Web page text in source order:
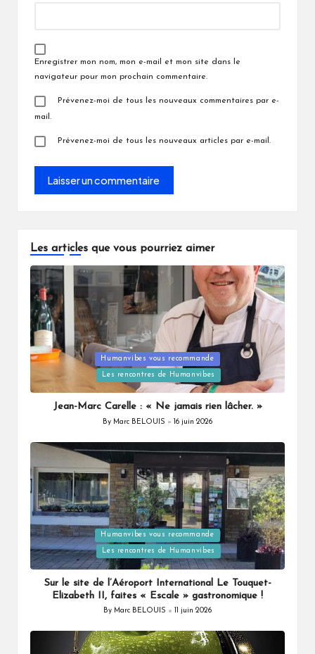
Enregistrer mon nom, mon e-mail et mon site dans le
navigateur pour mon prochain commentaire.
Prévenez-moi de tous les nouveaux commentaires par e-
mail.
Prévenez-moi de tous les nouveaux articles par e-mail.
Les articles que vous pourriez aimer
Posted
Humanvibes vous recommande
Les rencontres de Humanvibes
Jean-Marc Carelle : « Ne jamais rien lâcher. »
Posted
By Marc BELOUIS 16 juin 2026
Posted
in
Humanvibes vous recommande
Les rencontres de Humanvibes
Sur le site de l’Aéroport International Le Touquet-
Elizabeth II, faites « Escale » gastronomique !
Posted
By Marc BELOUIS 11 juin 2026